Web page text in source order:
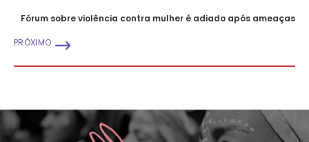
Fórum sobre violência contra mulher é adiado após ameaças
PRÓXIMO